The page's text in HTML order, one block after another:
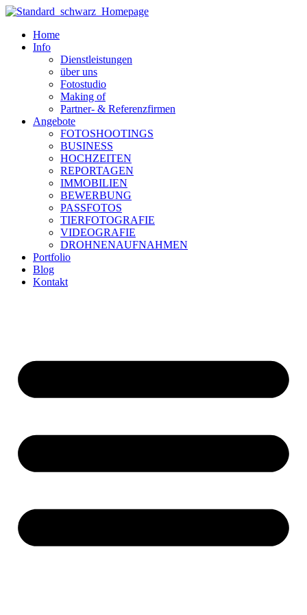
Zum
wechselnHome
Info
Dienstleistungen
über uns
Fotostudio
Making of
Partner- & Referenzfirmen
Angebote
FOTOSHOOTINGS
BUSINESS
HOCHZEITEN
REPORTAGEN
IMMOBILIEN
BEWERBUNG
PASSFOTOS
TIERFOTOGRAFIE
VIDEOGRAFIE
DROHNENAUFNAHMEN
Portfolio
Blog
Kontakt